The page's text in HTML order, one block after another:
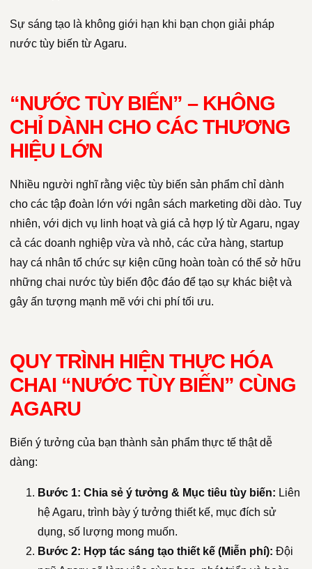
Sự sáng tạo là không giới hạn khi bạn chọn giải pháp
nước tùy biến từ Agaru.
“NƯỚC TÙY BIẾN” – KHÔNG
CHỈ DÀNH CHO CÁC THƯƠNG
HIỆU LỚN
Nhiều người nghĩ rằng việc tùy biến sản phẩm chỉ dành
cho các tập đoàn lớn với ngân sách marketing dồi dào. Tuy
nhiên, với dịch vụ linh hoạt và giá cả hợp lý từ Agaru, ngay
cả các doanh nghiệp vừa và nhỏ, các cửa hàng, startup
hay cá nhân tổ chức sự kiện cũng hoàn toàn có thể sở hữu
những chai nước tùy biến độc đáo để tạo sự khác biệt và
gây ấn tượng mạnh mẽ với chi phí tối ưu.
QUY TRÌNH HIỆN THỰC HÓA
CHAI “NƯỚC TÙY BIẾN” CÙNG
AGARU
Biến ý tưởng của bạn thành sản phẩm thực tế thật dễ
dàng:
Bước 1: Chia sẻ ý tưởng & Mục tiêu tùy biến: Liên
hệ Agaru, trình bày ý tưởng thiết kế, mục đích sử
dụng, số lượng mong muốn.
Bước 2: Hợp tác sáng tạo thiết kế (Miễn phí): Đội